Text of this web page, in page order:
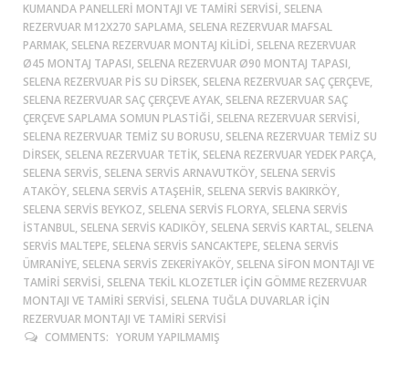
KUMANDA PANELLERI MONTAJI VE TAMIRI SERVISI, SELENA
REZERVUAR M12X270 SAPLAMA, SELENA REZERVUAR MAFSAL
PARMAK, SELENA REZERVUAR MONTAJ KILIDI, SELENA REZERVUAR
Ø45 MONTAJ TAPASI, SELENA REZERVUAR Ø90 MONTAJ TAPASI,
SELENA REZERVUAR PIS SU DIRSEK, SELENA REZERVUAR SAÇ ÇERÇEVE,
SELENA REZERVUAR SAÇ ÇERÇEVE AYAK, SELENA REZERVUAR SAÇ
ÇERÇEVE SAPLAMA SOMUN PLASTIĞI, SELENA REZERVUAR SERVISI,
SELENA REZERVUAR TEMIZ SU BORUSU, SELENA REZERVUAR TEMIZ SU
DIRSEK, SELENA REZERVUAR TETIK, SELENA REZERVUAR YEDEK PARÇA,
SELENA SERVIS, SELENA SERVIS ARNAVUTKÖY, SELENA SERVIS
ATAKÖY, SELENA SERVIS ATAŞEHIR, SELENA SERVIS BAKIRKÖY,
SELENA SERVIS BEYKOZ, SELENA SERVIS FLORYA, SELENA SERVIS
ISTANBUL, SELENA SERVIS KADIKÖY, SELENA SERVIS KARTAL, SELENA
SERVIS MALTEPE, SELENA SERVIS SANCAKTEPE, SELENA SERVIS
ÜMRANIYE, SELENA SERVIS ZEKERIYAKÖY, SELENA SIFON MONTAJI VE
TAMIRI SERVISI, SELENA TEKIL KLOZETLER IÇIN GÖMME REZERVUAR
MONTAJI VE TAMIRI SERVISI, SELENA TUĞLA DUVARLAR IÇIN
REZERVUAR MONTAJI VE TAMIRI SERVISI
COMMENTS: YORUM YAPILMAMIŞ